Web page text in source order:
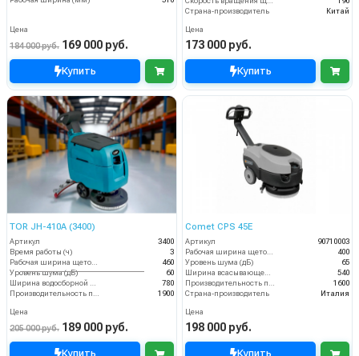
Цена
184 000 руб. 169 000 руб.
Купить
Страна-производитель
Китай
Цена
173 000 руб.
Купить
TOR JH-410A (3400)
Артикул
3400
Время работы (ч)
3
Рабочая ширина щеток (мм)
460
Уровень шума (дБ)
60
Ширина водосборной рейки
780
Производительность по площади (м2/ч)
1900
Цена
205 000 руб. 189 000 руб.
Купить
Comet CPS 45E
Артикул
90710003
Рабочая ширина щеток (мм)
400
Уровень шума (дБ)
65
Ширина всасывающей балки (мм)
540
Производительность по площади (м2/ч)
1600
Страна-производитель
Италия
Цена
198 000 руб.
Купить